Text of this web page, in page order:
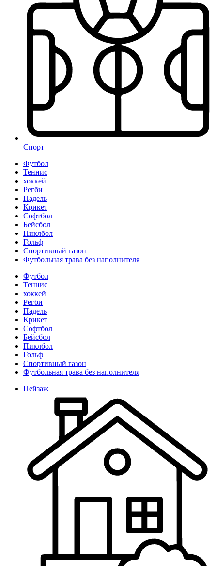
Спорт
Футбол
Теннис
хоккей
Регби
Падель
Крикет
Софтбол
Бейсбол
Пиклбол
Гольф
Спортивный газон
Футбольная трава без наполнителя
Футбол
Теннис
хоккей
Регби
Падель
Крикет
Софтбол
Бейсбол
Пиклбол
Гольф
Спортивный газон
Футбольная трава без наполнителя
Пейзаж